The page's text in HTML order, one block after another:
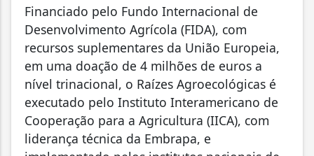
Financiado pelo Fundo Internacional de
Desenvolvimento Agrícola (FIDA), com
recursos suplementares da União Europeia,
em uma doação de 4 milhões de euros a
nível trinacional, o Raízes Agroecológicas é
executado pelo Instituto Interamericano de
Cooperação para a Agricultura (IICA), com
liderança técnica da Embrapa, e